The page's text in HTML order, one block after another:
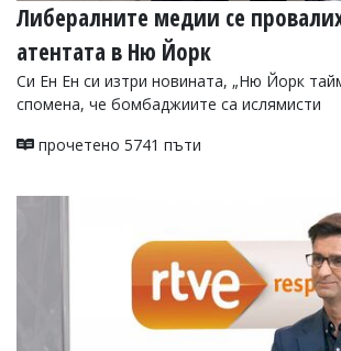
Либералните медии се
атентата в Ню Йорк
Си Ен Ен си изтри новината, „Ню Йорк
спомена, че бомбаджиите са ислямисти
прочетено 5741 пъти